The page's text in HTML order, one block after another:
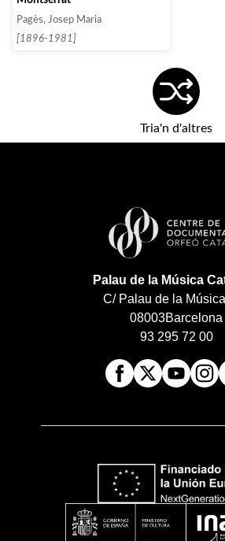
Pagès, Josep Maria
[1896-1981]
Tria'n d'altres
Palau de la Música
C/ Palau de la
08003Barcelona
93 295 72 00